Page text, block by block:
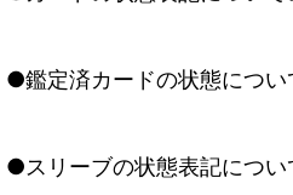
●鑑定済カードの状態につい
●スリーブの状態表記につい